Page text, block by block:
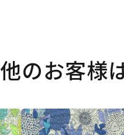
他のお客様